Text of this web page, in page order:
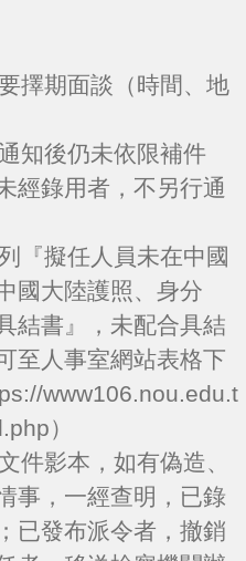
擇期面談（時間、地
知後仍未依限補件
經錄用者，不另行通
『擬任人員未在中國
國大陸護照、身分
結書』，未配合具結
至人事室網站表格下
www106.nou.edu.t
）
件影本，如有偽造、
事，一經查明，已錄
已發布派令者，撤銷